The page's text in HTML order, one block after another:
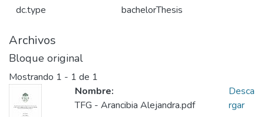
dc.type bachelorThesis
Archivos
Bloque original
Mostrando 1 - 1 de 1
Nombre:
TFG - Arancibia Alejandra.pdf
Desca
rgar